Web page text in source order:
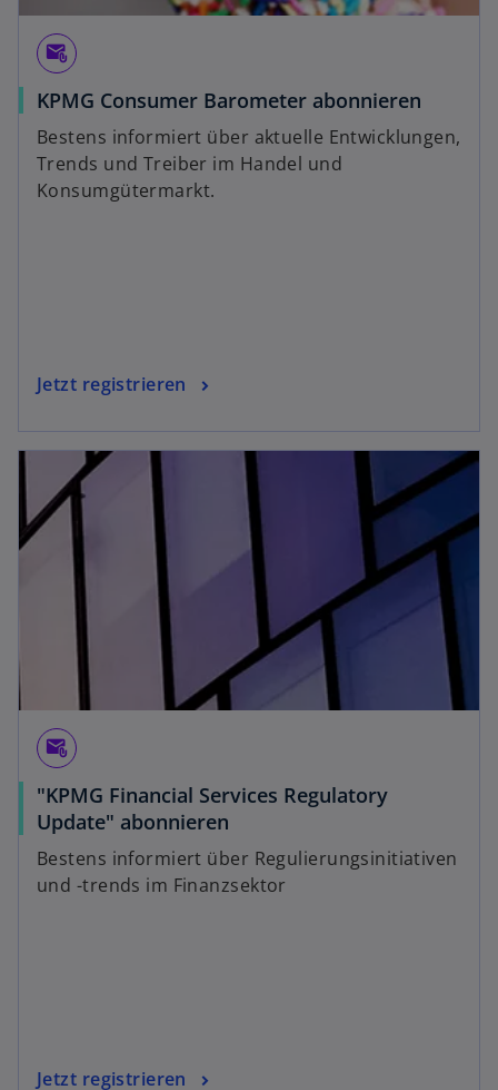
attach_email
KPMG Consumer Barometer abonnieren
Bestens informiert über aktuelle Entwicklungen,
Trends und Treiber im Handel und
Konsumgütermarkt.
Jetzt registrieren
attach_email
"KPMG Financial Services Regulatory
Update" abonnieren
Bestens informiert über Regulierungsinitiativen
und -trends im Finanzsektor
Jetzt registrieren